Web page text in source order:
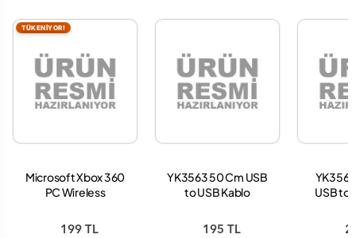
TÜKENİYOR!
Microsoft Xbox 360
PC Wireless
Alıcı Kol Aparat
199 TL
YK3563 50 Cm USB
to USB Kablo
195 TL
USB to